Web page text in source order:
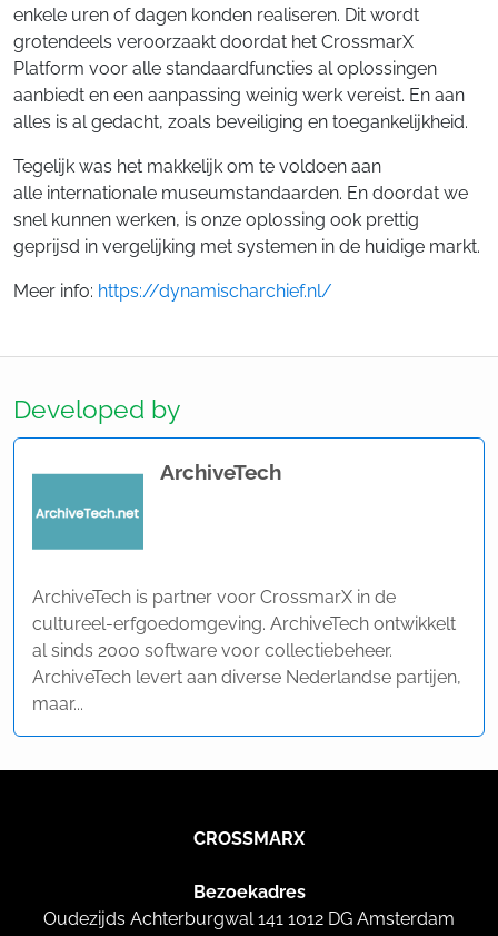
enkele uren of dagen konden realiseren. Dit wordt
grotendeels veroorzaakt doordat het CrossmarX
Platform voor alle standaardfuncties al oplossingen
aanbiedt en een aanpassing weinig werk vereist. En aan
alles is al gedacht, zoals beveiliging en toegankelijkheid.
Tegelijk was het makkelijk om te voldoen aan
alle internationale museumstandaarden. En doordat we
snel kunnen werken, is onze oplossing ook prettig
geprijsd in vergelijking met systemen in de huidige markt.
Meer info: https://dynamischarchief.nl/
Developed by
ArchiveTech
ArchiveTech is partner voor CrossmarX in de
cultureel-erfgoedomgeving. ArchiveTech ontwikkelt
al sinds 2000 software voor collectiebeheer.
ArchiveTech levert aan diverse Nederlandse partijen,
maar...
CROSSMARX
Bezoekadres
Oudezijds Achterburgwal 141 1012 DG Amsterdam